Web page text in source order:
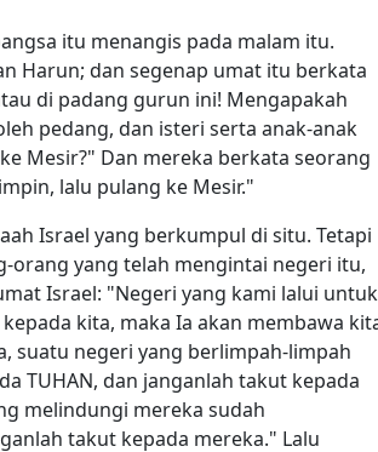
itu menangis pada malam itu.
Harun; dan segenap umat itu berkata
di padang gurun ini! Mengapakah
pedang, dan isteri serta anak-anak
Mesir?" Dan mereka berkata seorang
lalu pulang ke Mesir."
Israel yang berkumpul di situ. Tetapi
orang yang telah mengintai negeri itu,
Israel: "Negeri yang kami lalui untuk
kita, maka Ia akan membawa
suatu negeri yang berlimpah-limpah
TUHAN, dan janganlah takut kepada
melindungi mereka sudah
takut kepada mereka." Lalu